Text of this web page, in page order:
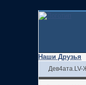
Наши Друзья